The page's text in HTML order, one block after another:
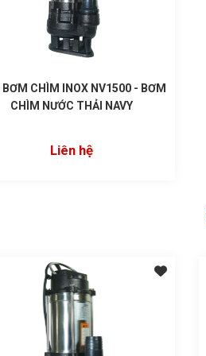
BƠM CHÌM INOX NV1500 - BƠM
CHÌM NƯỚC THẢI NAVY
Liên hệ